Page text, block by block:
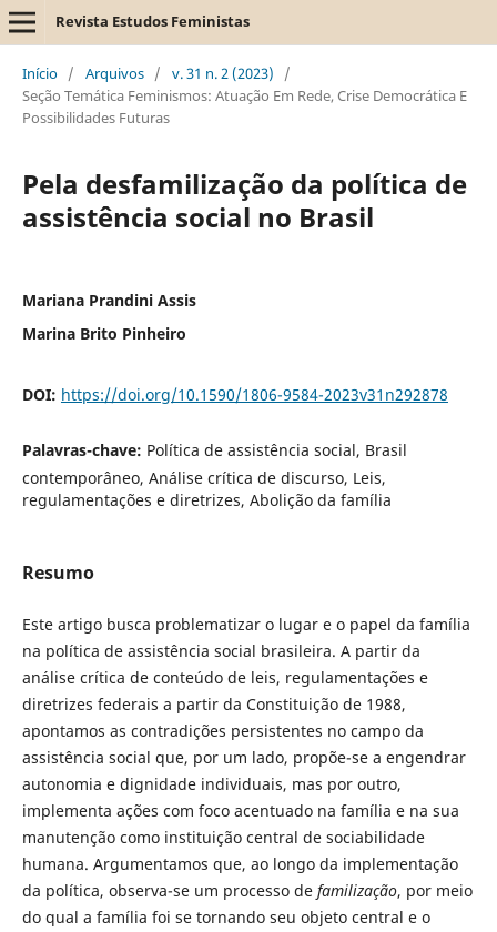
Revista Estudos Feministas
Início / Arquivos / v. 31 n. 2 (2023)
/
Seção Temática Feminismos: Atuação Em Rede, Crise Democrática E
Possibilidades Futuras
Pela desfamilização da política de
assistência social no Brasil
Mariana Prandini Assis
Marina Brito Pinheiro
DOI: https://doi.org/10.1590/1806-9584-2023v31n292878
Palavras-chave: Política de assistência social, Brasil
contemporâneo, Análise crítica de discurso, Leis,
regulamentações e diretrizes, Abolição da família
Resumo
Este artigo busca problematizar o lugar e o papel da família
na política de assistência social brasileira. A partir da
análise crítica de conteúdo de leis, regulamentações e
diretrizes federais a partir da Constituição de 1988,
apontamos as contradições persistentes no campo da
assistência social que, por um lado, propõe-se a engendrar
autonomia e dignidade individuais, mas por outro,
implementa ações com foco acentuado na família e na sua
manutenção como instituição central de sociabilidade
humana. Argumentamos que, ao longo da implementação
da política, observa-se um processo de familização, por meio
do qual a família foi se tornando seu objeto central e o